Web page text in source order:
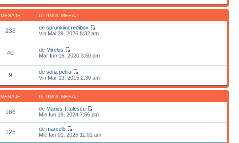
MESAJE ULTIMUL MESAJ
238 desprunkiincredibox
Vin Mai 29, 2026 8:32 am
40 de Mirelus
Mar Iun 16, 2020 3:50 pm
9 desofia petra
Vin Mar 13, 2015 2:30 am
MESAJE ULTIMUL MESAJ
166 de Marius Titulescu
Mie Iun 19, 2024 7:56 pm
125 demarcelb
Mie Ian 01, 2025 11:01 am